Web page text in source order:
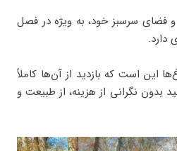
و فضای سرسبز خود، به‌ ویژه در فصل
دارد.
این است که بازدید از آن‌ها کاملاً
بدون نگرانی از هزینه، از طبیعت و